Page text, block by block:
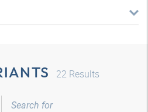
22 Results